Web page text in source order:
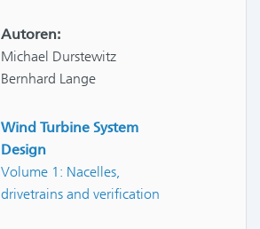
Autoren:
Michael Durstewitz
Bernhard Lange
Wind Turbine System
Design
Volume 1: Nacelles,
drivetrains and verification